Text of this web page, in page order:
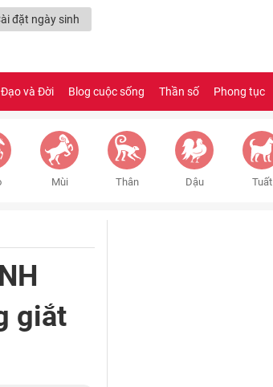
đặt ngày sinh
Đạo và Đời Blog cuộc sống Thần số Phong tục
Mùi Thân Dậu Tuất
giắt